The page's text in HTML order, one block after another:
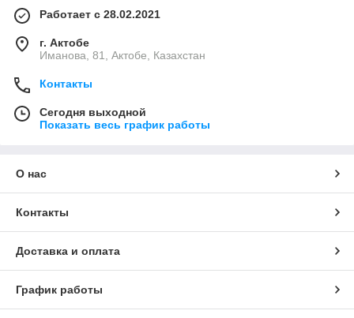
Работает с 28.02.2021
г. Актобе
Иманова, 81, Актобе, Казахстан
Контакты
Сегодня выходной
Показать весь график работы
О нас
Контакты
Доставка и оплата
График работы